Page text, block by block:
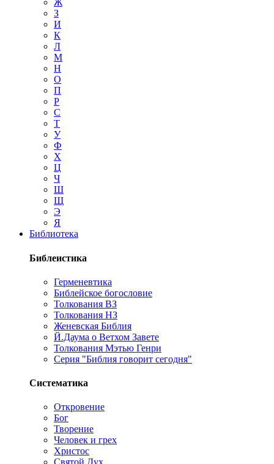
Ж
З
И
К
Л
М
Н
О
П
Р
С
Т
У
Ф
Х
Ц
Ч
Ш
Щ
Э
Я
Библиотека
Библеистика
Герменевтика
Библейское богословие
Толкования ВЗ
Толкования НЗ
Женевская Библия
Й.Даума о Ветхом Завете
Толкования Мэтью Генри
Серия "Библия говорит сегодня"
Систематика
Откровение
Бог
Творение
Человек и грех
Христос